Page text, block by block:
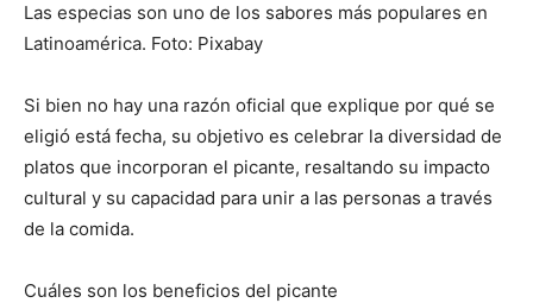
Las especias son uno de los sabores más populares en
Latinoamérica. Foto: Pixabay
Si bien no hay una razón oficial que explique por qué se
eligió está fecha, su objetivo es celebrar la diversidad de
platos que incorporan el picante, resaltando su impacto
cultural y su capacidad para unir a las personas a través
de la comida.
Cuáles son los beneficios del picante